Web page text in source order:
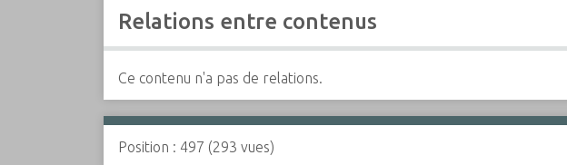
Relations entre contenus
Ce contenu n'a pas de relations.
Position : 497 (293 vues)